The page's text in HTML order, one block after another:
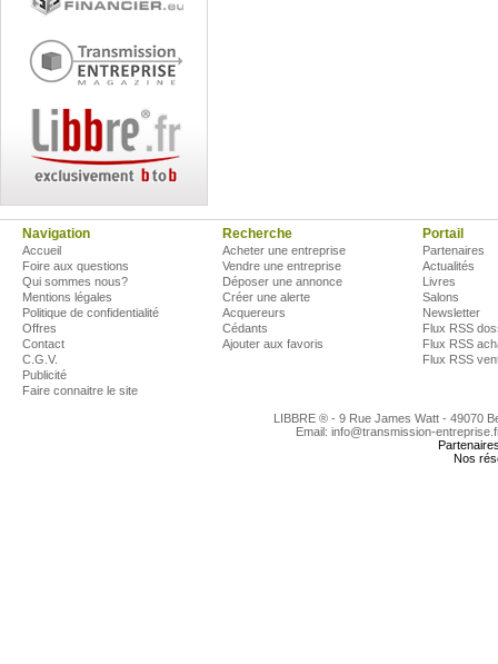
Navigation
Accueil
Foire aux questions
Qui sommes nous?
Mentions légales
Politique de confidentialité
Offres
Contact
C.G.V.
Publicité
Faire connaitre le site
Recherche
Acheter une entreprise
Vendre une entreprise
Déposer une annonce
Créer une alerte
Acquereurs
Cédants
Ajouter aux favoris
Portail
Partenaires
Actualités
Livres
Salons
Newsletter
Flux RSS
Flux RSS
Flux RSS
LIBBRE ® - 9 Rue James Watt - 49070
Email: info@transmission-
Nos